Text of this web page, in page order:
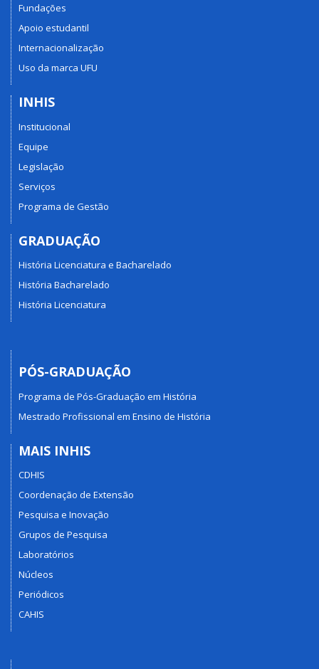
Fundações
Apoio estudantil
Internacionalização
Uso da marca UFU
INHIS
Institucional
Equipe
Legislação
Serviços
Programa de Gestão
GRADUAÇÃO
História Licenciatura e Bacharelado
História Bacharelado
História Licenciatura
PÓS-GRADUAÇÃO
Programa de Pós-Graduação em História
Mestrado Profissional em Ensino de História
MAIS INHIS
CDHIS
Coordenação de Extensão
Pesquisa e Inovação
Grupos de Pesquisa
Laboratórios
Núcleos
Periódicos
CAHIS